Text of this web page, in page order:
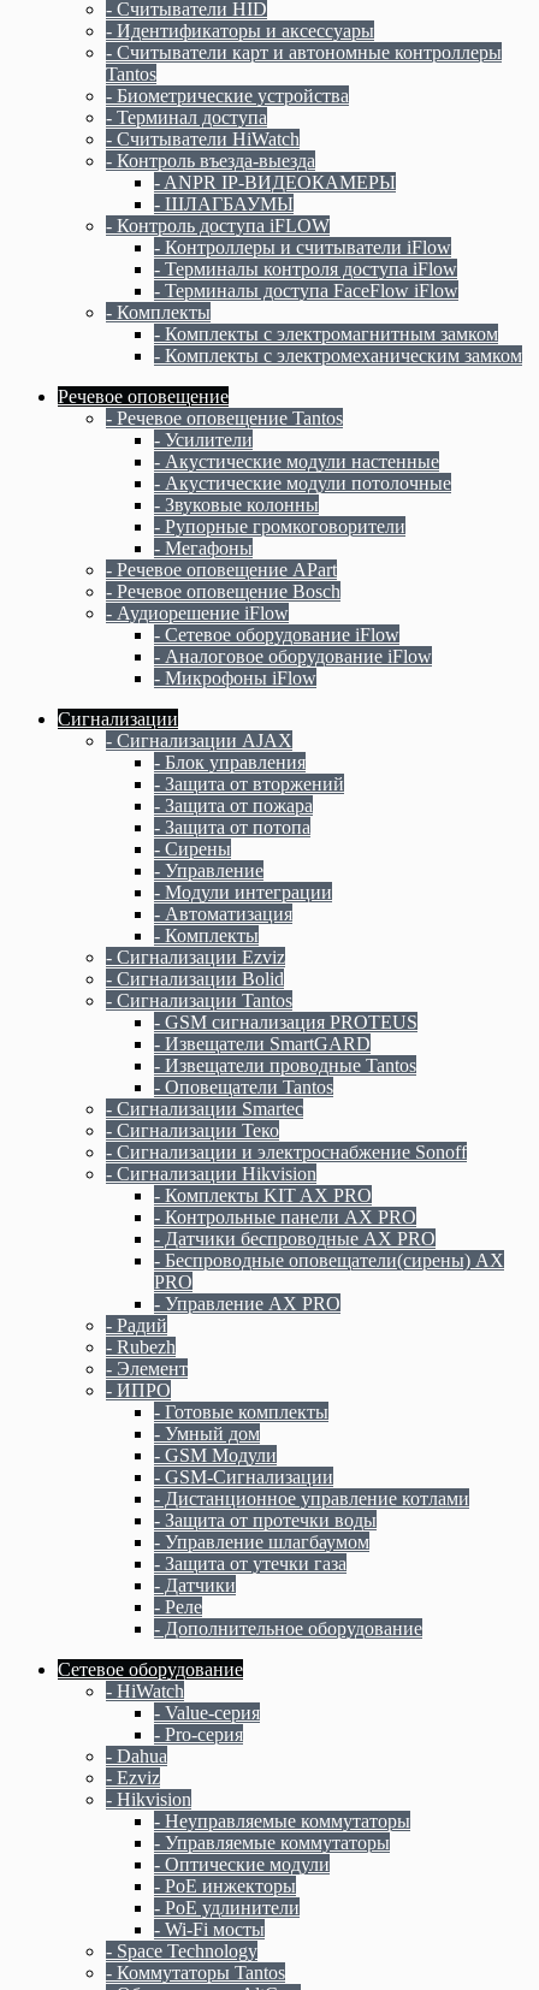
- Считыватели HID
- Идентификаторы и аксессуары
- Считыватели карт и автономные контроллеры
Tantos
- Биометрические устройства
- Терминал доступа
- Считыватели HiWatch
- Контроль въезда-выезда
- ANPR IP-ВИДЕОКАМЕРЫ
- ШЛАГБАУМЫ
- Контроль доступа iFLOW
- Контроллеры и считыватели iFlow
- Терминалы контроля доступа iFlow
- Терминалы доступа FaceFlow iFlow
- Комплекты
- Комплекты c электромагнитным замком
- Комплекты с электромеханическим замком
Речевое оповещение
- Речевое оповещение Tantos
- Усилители
- Акустические модули настенные
- Акустические модули потолочные
- Звуковые колонны
- Рупорные громкоговорители
- Мегафоны
- Речевое оповещение APart
- Речевое оповещение Bosch
- Аудиорешение iFlow
- Сетевое оборудование iFlow
- Аналоговое оборудование iFlow
- Микрофоны iFlow
Сигнализации
- Сигнализации AJAX
- Блок управления
- Защита от вторжений
- Защита от пожара
- Защита от потопа
- Сирены
- Управление
- Модули интеграции
- Автоматизация
- Комплекты
- Сигнализации Ezviz
- Сигнализации Bolid
- Сигнализации Tantos
- GSM сигнализация PROTEUS
- Извещатели SmartGARD
- Извещатели проводные Tantos
- Оповещатели Tantos
- Сигнализации Smartec
- Сигнализации Теко
- Сигнализации и электроснабжение Sonoff
- Сигнализации Hikvision
- Комплекты KIT AX PRO
- Контрольные панели AX PRO
- Датчики беспроводные AX PRO
- Беспроводные оповещатели(сирены) AX
PRO
- Управление AX PRO
- Радий
- Rubezh
- Элемент
- ИПРО
- Готовые комплекты
- Умный дом
- GSM Модули
- GSM-Сигнализации
- Дистанционное управление котлами
- Защита от протечки воды
- Управление шлагбаумом
- Защита от утечки газа
- Датчики
- Реле
- Дополнительное оборудование
Сетевое оборудование
- HiWatch
- Value-серия
- Pro-серия
- Dahua
- Ezviz
- Hikvision
- Неуправляемые коммутаторы
- Управляемые коммутаторы
- Оптические модули
- PoE инжекторы
- PoE удлинители
- Wi-Fi мосты
- Space Technology
- Коммутаторы Tantos